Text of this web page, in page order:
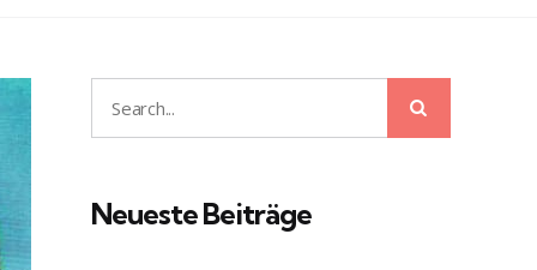
Search
for:
Neueste Beiträge